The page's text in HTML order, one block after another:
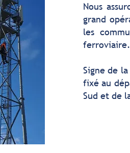
Nous
grand
les
ferroviaire.
Signe de
fixé au
Sud et de